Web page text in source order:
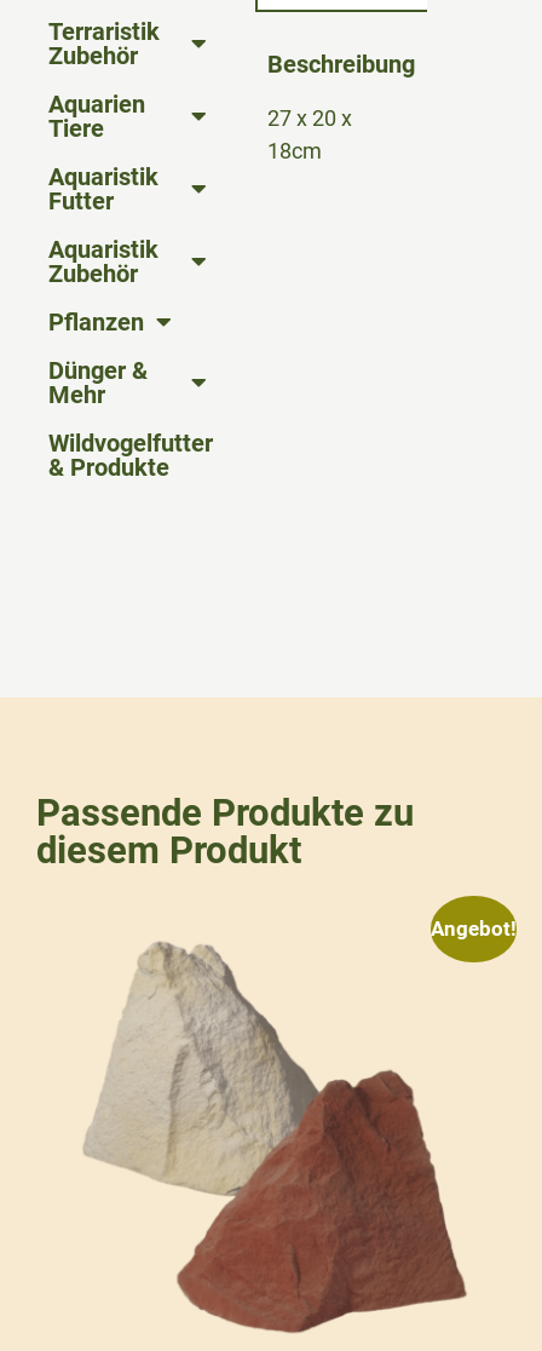
Terraristik
Zubehör
Aquarien
Tiere
Aquaristik
Futter
Aquaristik
Zubehör
Pflanzen
Dünger &
Mehr
Wildvogelfutter
& Produkte
Beschreibung
27 x 20 x
18cm
Passende Produkte zu
diesem Produkt
Angebot!